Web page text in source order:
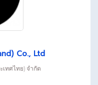
Co., Ltd
เทศไทย) จำกัด